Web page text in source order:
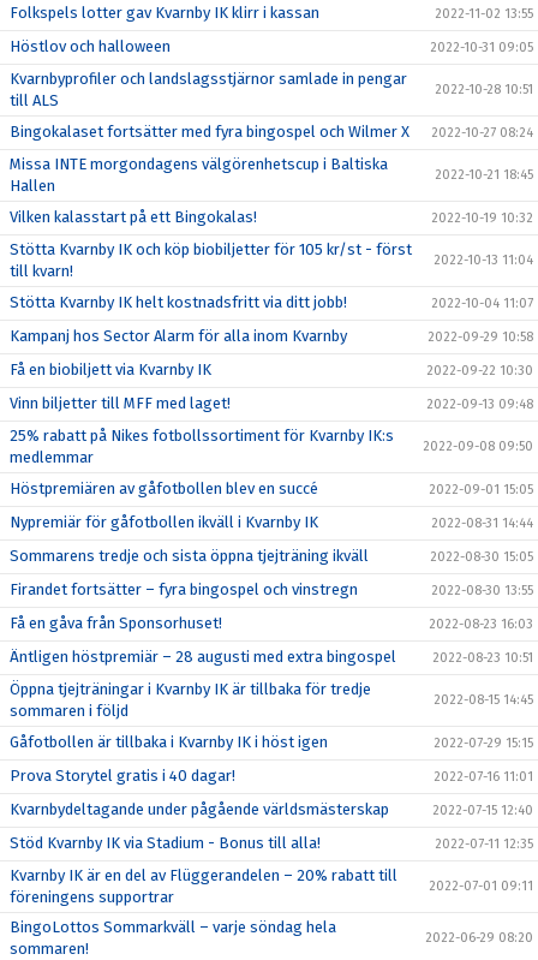
Folkspels lotter gav Kvarnby IK klirr i kassan 2022-11-02 13:55
Höstlov och halloween 2022-10-31 09:05
Kvarnbyprofiler och landslagsstjärnor samlade in pengar
till ALS
2022-10-28 10:51
Bingokalaset fortsätter med fyra bingospel och Wilmer X 2022-10-27 08:24
Missa INTE morgondagens välgörenhetscup i Baltiska
Hallen
2022-10-21 18:45
Vilken kalasstart på ett Bingokalas! 2022-10-19 10:32
Stötta Kvarnby IK och köp biobiljetter för 105 kr/st - först
till kvarn!
2022-10-13 11:04
Stötta Kvarnby IK helt kostnadsfritt via ditt jobb! 2022-10-04 11:07
Kampanj hos Sector Alarm för alla inom Kvarnby 2022-09-29 10:58
Få en biobiljett via Kvarnby IK 2022-09-22 10:30
Vinn biljetter till MFF med laget! 2022-09-13 09:48
25% rabatt på Nikes fotbollssortiment för Kvarnby IK:s
medlemmar
2022-09-08 09:50
Höstpremiären av gåfotbollen blev en succé 2022-09-01 15:05
Nypremiär för gåfotbollen ikväll i Kvarnby IK 2022-08-31 14:44
Sommarens tredje och sista öppna tjejträning ikväll 2022-08-30 15:05
Firandet fortsätter – fyra bingospel och vinstregn 2022-08-30 13:55
Få en gåva från Sponsorhuset! 2022-08-23 16:03
Äntligen höstpremiär – 28 augusti med extra bingospel 2022-08-23 10:51
Öppna tjejträningar i Kvarnby IK är tillbaka för tredje
sommaren i följd
2022-08-15 14:45
Gåfotbollen är tillbaka i Kvarnby IK i höst igen 2022-07-29 15:15
Prova Storytel gratis i 40 dagar! 2022-07-16 11:01
Kvarnbydeltagande under pågående världsmästerskap 2022-07-15 12:40
Stöd Kvarnby IK via Stadium - Bonus till alla! 2022-07-11 12:35
Kvarnby IK är en del av Flüggerandelen – 20% rabatt till
föreningens supportrar
2022-07-01 09:11
BingoLottos Sommarkväll – varje söndag hela
sommaren!
2022-06-29 08:20